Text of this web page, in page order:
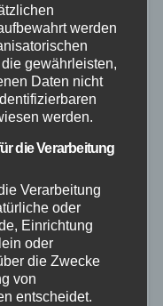
RHEIN-LAHN
gegen 21:05
eine starke
in der
Lahnstein war
werden
gewährleisten,
Daten nicht
werden.
die Verarbeitung
Verarbeitung
oder
Einrichtung
oder
die Zwecke
von
entscheidet.